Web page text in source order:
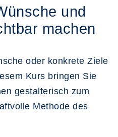
und
machen
oder konkrete Ziele
Kurs bringen Sie
gestalterisch zum
Methode des